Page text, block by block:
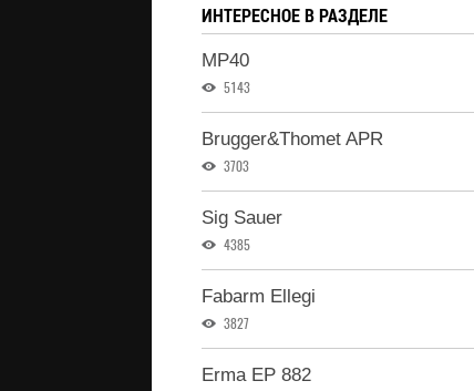
ИНТЕРЕСНОЕ В РАЗДЕЛЕ
MP40
5143
Brugger&Thomet APR
3703
Sig Sauer
4385
Fabarm Ellegi
3827
Erma EP 882